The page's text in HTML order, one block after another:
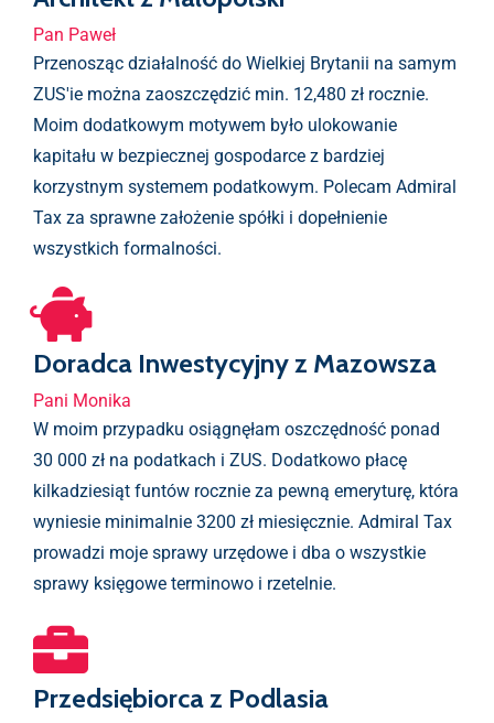
Pan Paweł
Przenosząc działalność do Wielkiej Brytanii na samym
ZUS'ie można zaoszczędzić min. 12,480 zł rocznie.
Moim dodatkowym motywem było ulokowanie
kapitału w bezpiecznej gospodarce z bardziej
korzystnym systemem podatkowym. Polecam Admiral
Tax za sprawne założenie spółki i dopełnienie
wszystkich formalności.
Doradca Inwestycyjny z Mazowsza
Pani Monika
W moim przypadku osiągnęłam oszczędność ponad
30 000 zł na podatkach i ZUS. Dodatkowo płacę
kilkadziesiąt funtów rocznie za pewną emeryturę, która
wyniesie minimalnie 3200 zł miesięcznie. Admiral Tax
prowadzi moje sprawy urzędowe i dba o wszystkie
sprawy księgowe terminowo i rzetelnie.
Przedsiębiorca z Podlasia